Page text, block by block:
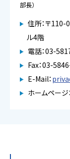
部長）
住所：〒
ル4階
電話：03-
Fax：03-
E-Mail：
ホームページ：